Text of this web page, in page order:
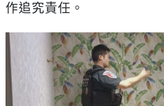
作追究責任。